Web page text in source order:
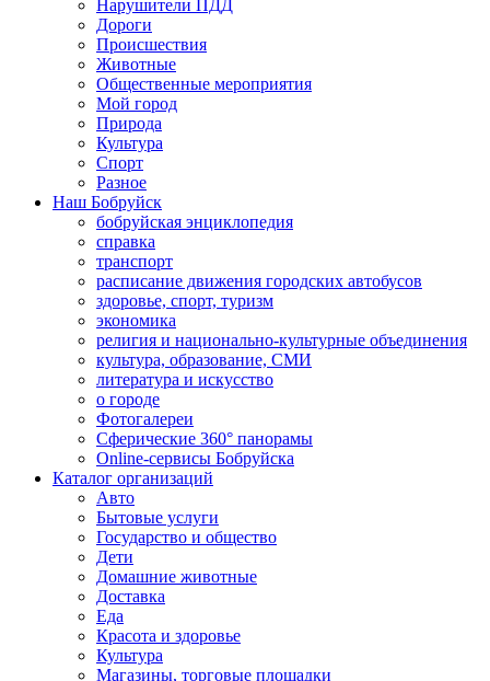
Нарушители ПДД
Дороги
Происшествия
Животные
Общественные мероприятия
Мой город
Природа
Культура
Спорт
Разное
Наш Бобруйск
бобруйская энциклопедия
справка
транспорт
расписание движения городских автобусов
здоровье, спорт, туризм
экономика
религия и национально-культурные объединения
культура, образование, СМИ
литература и искусство
о городе
Фотогалереи
Сферические 360° панорамы
Online-сервисы Бобруйска
Каталог организаций
Авто
Бытовые услуги
Государство и общество
Дети
Домашние животные
Доставка
Еда
Красота и здоровье
Культура
Магазины, торговые площадки